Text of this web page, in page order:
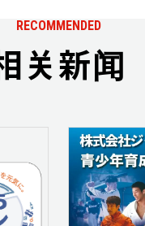
RECOMMENDED
关新闻